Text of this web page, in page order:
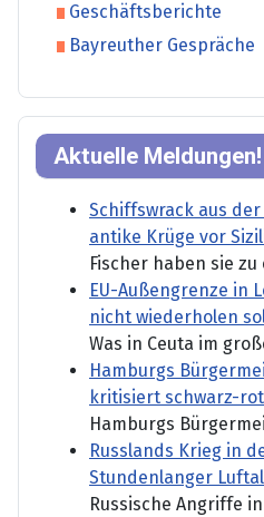
Geschäftsberichte
Bayreuther Gespräche
Aktuelle Meldungen!
Schiffswrack aus
antike Krüge vor
Fischer haben sie zu
EU-Außengrenze in
nicht wiederholen
Was in Ceuta im
Hamburgs
kritisiert schwarz-
Hamburgs
Russlands Krieg in
Stundenlanger
Russische Angriffe